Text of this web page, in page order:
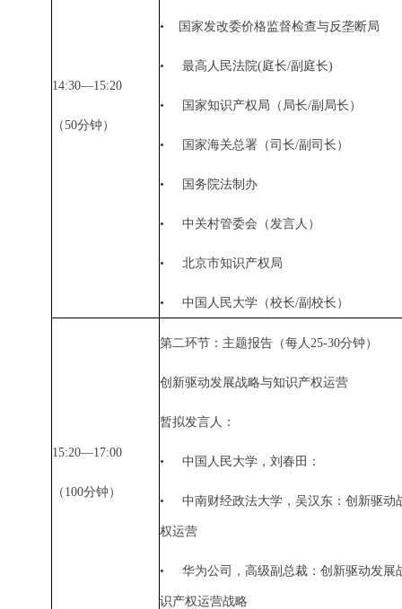
14:30—15:20
（50分钟）
• 国家发改委价格监督检查与反垄断局
•最高人民法院(庭长/副庭长)
• 国家知识产权局（局长/副局长）
• 国家海关总署（司长/副司长）
• 国务院法制办
•中关村管委会（发言人）
•北京市知识产权局
•中国人民大学（校长/副校长）
15:20—17:00
（ 100分钟）
第二环节：主题报告（每人25-30分钟）
创新驱动发展战略与知识产权运营
暂拟发言人：
•中国人民大学，刘春田：
•中南财经政法大学，吴汉东：创新驱动
权运营
•华为公司，高级副总裁：创新驱动发展
识产权运营战略